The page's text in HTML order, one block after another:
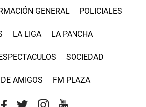
GENERAL POLICIALES
LA LIGA LA PANCHA
SOCIEDAD
AMIGOS FM PLAZA